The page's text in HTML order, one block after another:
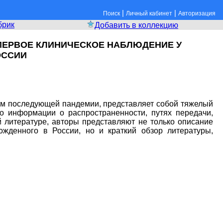
Поиск | Личный кабинет | Авторизация
Добавить в коллекцию
КЛИНИЧЕСКОЕ НАБЛЮДЕНИЕ У
последующей пандемии, представляет собой тяжелый
о распространенности, путях передачи,
авторы представляют не только описание
в России, но и краткий обзор литературы,